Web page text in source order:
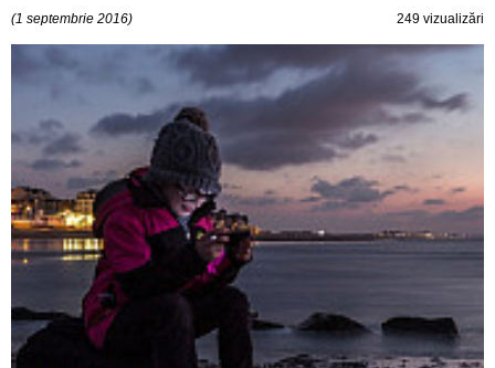
(1 septembrie 2016) 249 vizualizări